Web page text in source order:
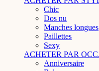
Chic
Dos nu
Manches longues
Paillettes
Sexy
ACHETER PAR
Anniversaire